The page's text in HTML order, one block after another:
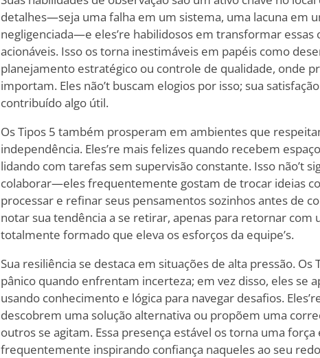
detalhes—seja uma falha em um sistema, uma lacuna em
negligenciada—e eles’re habilidosos em transformar essas
acionáveis. Isso os torna inestimáveis em papéis como
planejamento estratégico ou controle de qualidade, onde
importam. Eles não’t buscam elogios por isso; sua
contribuído algo útil.
Os Tipos 5 também prosperam em ambientes que
independência. Eles’re mais felizes quando recebem
lidando com tarefas sem supervisão constante. Isso não’t
colaborar—eles frequentemente gostam de trocar ideias
processar e refinar seus pensamentos sozinhos antes de
notar sua tendência a se retirar, apenas para retornar com
totalmente formado que eleva os esforços da equipe’s.
Sua resiliência se destaca em situações de alta pressão. Os
pânico quando enfrentam incerteza; em vez disso, eles se
usando conhecimento e lógica para navegar desafios. Eles’
descobrem uma solução alternativa ou propõem uma
outros se agitam. Essa presença estável os torna uma força
frequentemente inspirando confiança naqueles ao seu